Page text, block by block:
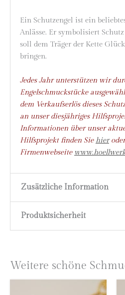
Ein Schutzengel ist ein
Anlässe. Er symbolisiert
soll dem Träger der Kette
bringen.
Jedes Jahr unterstützen wir
Engelschmuckstücke
dem Verkaufserlös dieses
an unser diesjähriges
Informationen über unser
Hilfsprojekt finden Sie hier
Firmenwebseite
Zusätzliche Information
Material
Schutzengel
Edition
Produktsicherheit
höllwerk
Kleingemünder Straße 12
Weitere schöne